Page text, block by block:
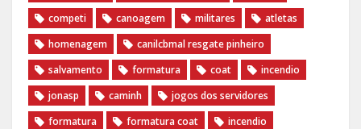
competi
canoagem militares
atletas
homenagem
canilcbmal resgate pinheiro
salvamento
formatura coat
incendio
jonasp
caminh
jogos dos servidores
formatura
formatura coat
incendio